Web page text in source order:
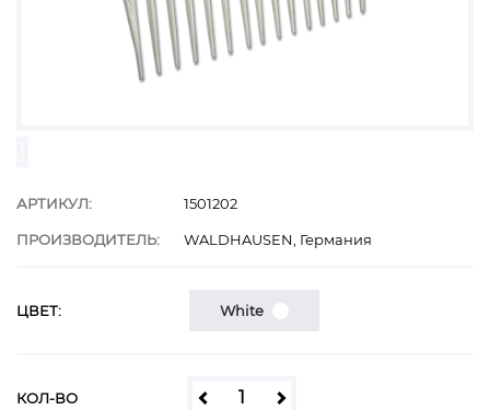
АРТИКУЛ: 1501202
ПРОИЗВОДИТЕЛЬ: WALDHAUSEN, Германия
ЦВЕТ: White
КОЛ-ВО